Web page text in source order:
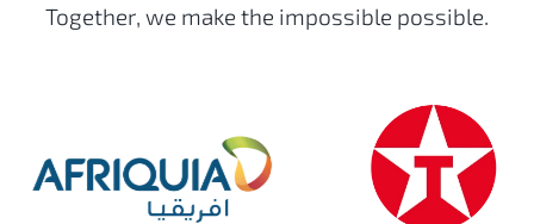
Together, we make the impossible possible.